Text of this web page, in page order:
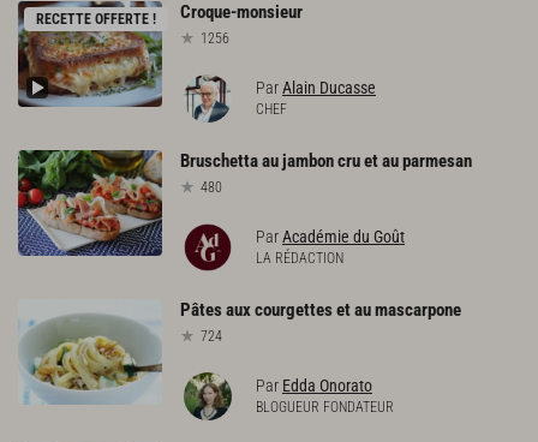
RECETTE OFFERTE ! Croque-monsieur
1256
ParAlain Ducasse
CHEF
Bruschettaaujamboncruetauparmesan
480
ParAcadémie du Goût
LA RÉDACTION
Pâtesauxcourgettesetaumascarpone
724
Par Edda Onorato
BLOGUEUR FONDATEUR